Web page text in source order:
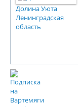
Долина Уюта
Ленинградская
область